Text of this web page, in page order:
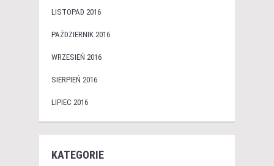
LISTOPAD 2016
PAŹDZIERNIK 2016
WRZESIEŃ 2016
SIERPIEŃ 2016
LIPIEC 2016
KATEGORIE